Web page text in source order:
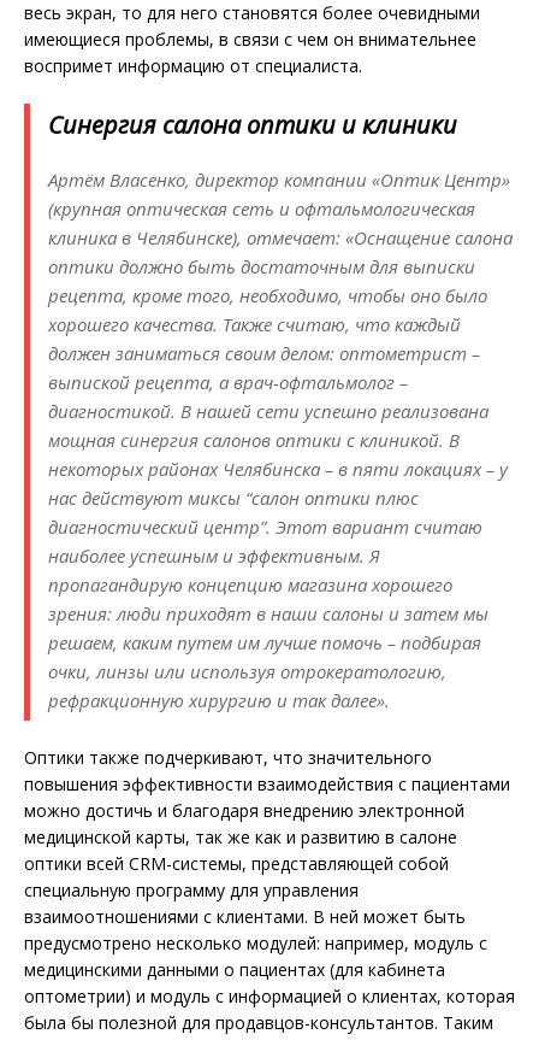
весь экран, то для него становятся более очевидными
имеющиеся проблемы, в связи с чем он внимательнее
воспримет информацию от специалиста.
Синергия салона оптики и клиники
Артём Власенко, директор компании «Оптик Центр»
(крупная оптическая сеть и офтальмологическая
клиника в Челябинске), отмечает: «Оснащение салона
оптики должно быть достаточным для выписки
рецепта, кроме того, необходимо, чтобы оно было
хорошего качества. Также считаю, что каждый
должен заниматься своим делом: оптометрист –
выпиской рецепта, а врач-офтальмолог –
диагностикой. В нашей сети успешно реализована
мощная синергия салонов оптики с клиникой. В
некоторых районах Челябинска – в пяти локациях – у
нас действуют миксы “салон оптики плюс
диагностический центр”. Этот вариант считаю
наиболее успешным и эффективным. Я
пропагандирую концепцию магазина хорошего
зрения: люди приходят в наши салоны и затем мы
решаем, каким путем им лучше помочь – подбирая
очки, линзы или используя отрокератологию,
рефракционную хирургию и так далее».
Оптики также подчеркивают, что значительного
повышения эффективности взаимодействия с пациентами
можно достичь и благодаря внедрению электронной
медицинской карты, так же как и развитию в салоне
оптики всей CRM-системы, представляющей собой
специальную программу для управления
взаимоотношениями с клиентами. В ней может быть
предусмотрено несколько модулей: например, модуль с
медицинскими данными о пациентах (для кабинета
оптометрии) и модуль с информацией о клиентах, которая
была бы полезной для продавцов-консультантов. Таким